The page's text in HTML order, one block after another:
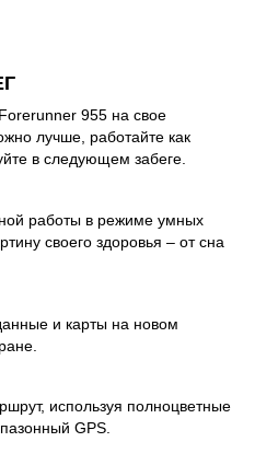
955 на свое
лучше, работайте как
в следующем забеге.
работы в режиме умных
своего здоровья – от сна
и карты на новом
используя полноцветные
GPS.